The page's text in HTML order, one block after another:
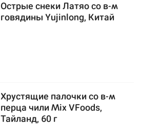
Острые снеки Латяо со в-м
говядины Yujinlong, Китай
Хрустящие палочки со в-м
перца чили Mix VFoods,
Тайланд, 60 г